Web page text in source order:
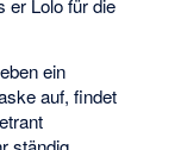
ein
auf, findet